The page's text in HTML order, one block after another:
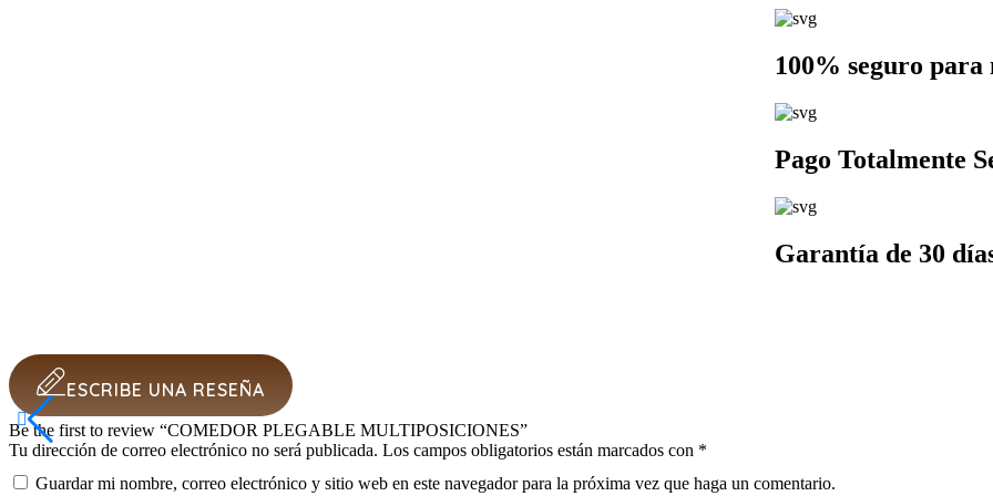
100% seguro para
Pago Totalmente
Garantía de 30
ESCRIBE UNA RESEÑA
Be the first to review “COMEDOR PLEGABLE MULTIPOSICIONES”
Tu dirección de correo electrónico no será publicada. Los campos obligatorios están marcados con *
Guardar mi nombre, correo electrónico y sitio web en este navegador para la próxima vez que haga un comentario.